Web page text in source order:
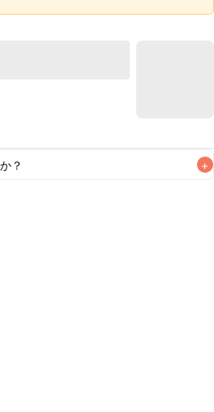
？ +
目安です。なるべくお早めにお召